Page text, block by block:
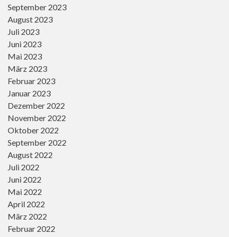
September 2023
August 2023
Juli 2023
Juni 2023
Mai 2023
März 2023
Februar 2023
Januar 2023
Dezember 2022
November 2022
Oktober 2022
September 2022
August 2022
Juli 2022
Juni 2022
Mai 2022
April 2022
März 2022
Februar 2022